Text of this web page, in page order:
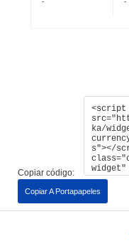
Copiar código:
Copiar A Portapapeles